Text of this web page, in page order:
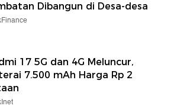
Dibangun di Desa-desa
17 5G dan 4G Meluncur,
7.500 mAh Harga Rp 2